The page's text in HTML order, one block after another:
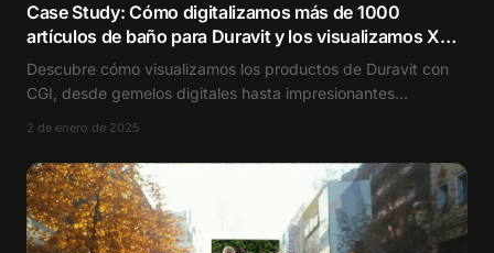
Case Study: Cómo digitalizamos más de 1000
artículos de baño para Duravit y los visualizamos X
veces
Descubre cómo visualizamos los productos de Duravit con
CGI, desde gemelos digitales hasta impresionantes
2 de enero de 2025